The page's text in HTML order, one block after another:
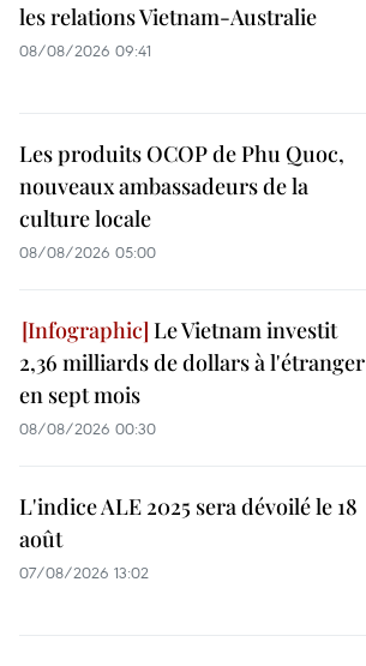
les relations Vietnam-Australie
08/08/2026 09:41
Les produits OCOP de Phu Quoc,
nouveaux ambassadeurs de la
culture locale
08/08/2026 05:00
Le Vietnam investit
2,36 milliards de dollars à l'étranger
en sept mois
08/08/2026 00:30
L'indice ALE 2025 sera dévoilé le 18
août
07/08/2026 13:02